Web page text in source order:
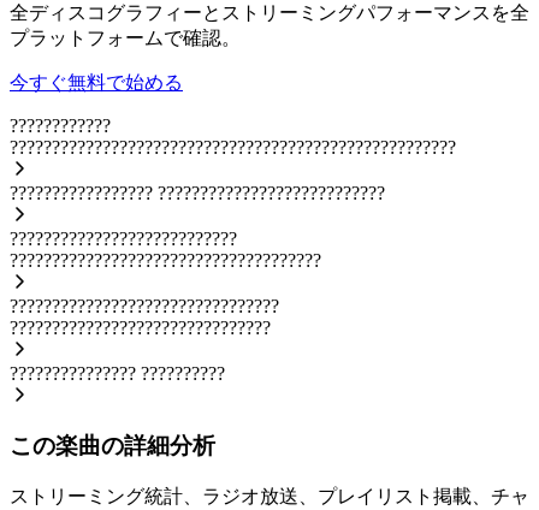
全ディスコグラフィーとストリーミングパフォーマンスを全
プラットフォームで確認。
今すぐ無料で始める
????????????
?????????????????????????????????????????????????????
????????????????? ???????????????????????????
???????????????????????????
?????????????????????????????????????
????????????????????????????????
???????????????????????????????
??????????????? ??????????
この楽曲の詳細分析
ストリーミング統計、ラジオ放送、プレイリスト掲載、チャ